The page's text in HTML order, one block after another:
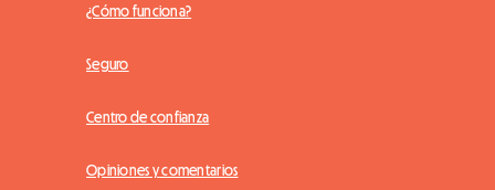
¿Cómo funciona?
Seguro
Centro de confianza
Opiniones y comentarios